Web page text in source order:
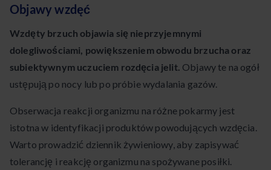
Objawy wzdęć
Wzdęty brzuch objawia się nieprzyjemnymi
dolegliwościami, powiększeniem obwodu brzucha oraz
subiektywnym uczuciem rozdęcia jelit. Objawy te na ogół
ustępują po nocy lub po próbie wydalania gazów.
Obserwacja reakcji organizmu na różne pokarmy jest
istotna w identyfikacji produktów powodujących wzdęcia.
Warto prowadzić dziennik żywieniowy, aby zapisywać
tolerancję i reakcję organizmu na spożywane posiłki.